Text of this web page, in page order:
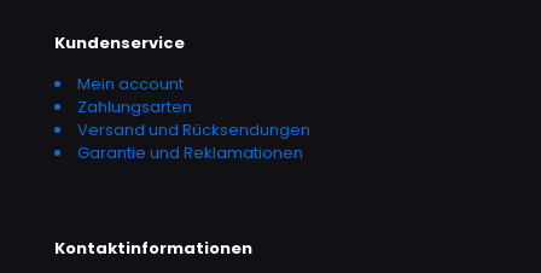
Kundenservice
Mein account
Zahlungsarten
Versand und Rücksendungen
Garantie und Reklamationen
Kontaktinformationen